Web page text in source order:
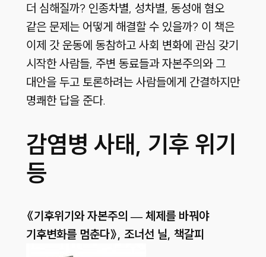
더 심해질까? 인종차별, 성차별, 동성애 혐오
같은 문제는 어떻게 해결할 수 있을까? 이 책은
이제 갓 운동에 동참하고 사회 변화에 관심 갖기
시작한 사람들, 주변 동료들과 자본주의와 그
대안을 두고 토론하려는 사람들에게 간결하지만
명쾌한 답을 준다.
감염병 사태, 기후 위기
등
《기후위기와 자본주의 — 체제를 바꿔야
기후변화를 멈춘다》, 조너선 닐, 책갈피